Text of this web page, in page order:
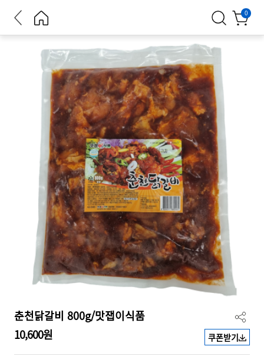
기
장바구
니
0
춘천닭갈비 800g/맛잽이식품
10,600원
쿠폰받기